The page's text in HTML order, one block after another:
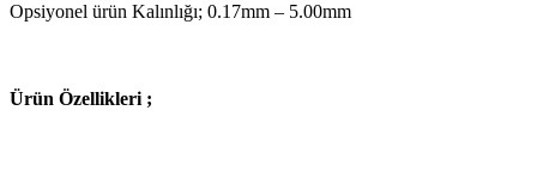
Opsiyonel ürün Kalınlığı; 0.17mm – 5.00mm
Ürün Özellikleri ;